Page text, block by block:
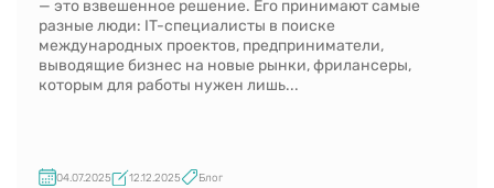
— это взвешенное решение. Его принимают самые
разные люди: IT-специалисты в поиске
международных проектов, предприниматели,
выводящие бизнес на новые рынки, фрилансеры,
которым для работы нужен лишь...
04.07.2025 12.12.2025 Блог